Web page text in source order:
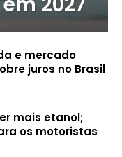
e mercado
juros no Brasil
mais etanol;
os motoristas